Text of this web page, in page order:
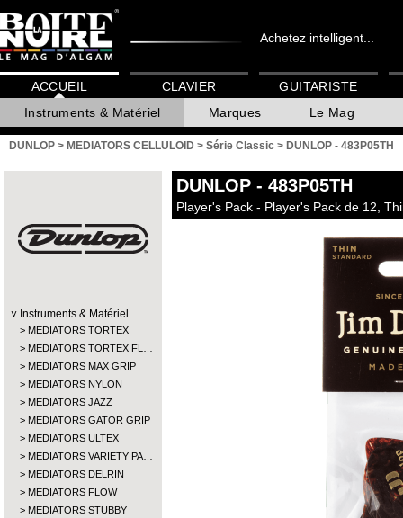
Achetez intelligent...
ACCUEIL
Instruments & Matériel
Marques Le Mag
CLAVIER GUITARISTE
DUNLOP > MEDIATORS CELLULOID > Série Classic > DUNLOP - 483P05TH
Instruments & Matériel
MEDIATORS TORTEX
MEDIATORS TORTEX FL…
MEDIATORS MAX GRIP
MEDIATORS NYLON
MEDIATORS JAZZ
MEDIATORS GATOR GRIP
MEDIATORS ULTEX
MEDIATORS VARIETY PA…
MEDIATORS DELRIN
MEDIATORS FLOW
MEDIATORS STUBBY
DUNLOP - 483P05TH
Player's Pack - Player's Pack de 12,